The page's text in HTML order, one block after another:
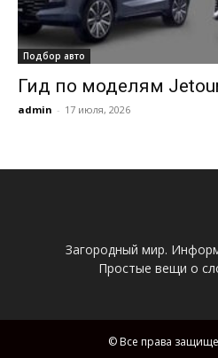
Подбор авто
Гид по моделям
admin - 17 июля, 2026
Загородный мир.
Простые вещи о
© Все права